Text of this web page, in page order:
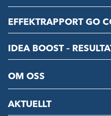
EFFEKTRAPPORT GO
IDEA BOOST –
OM OSS
AKTUELLT